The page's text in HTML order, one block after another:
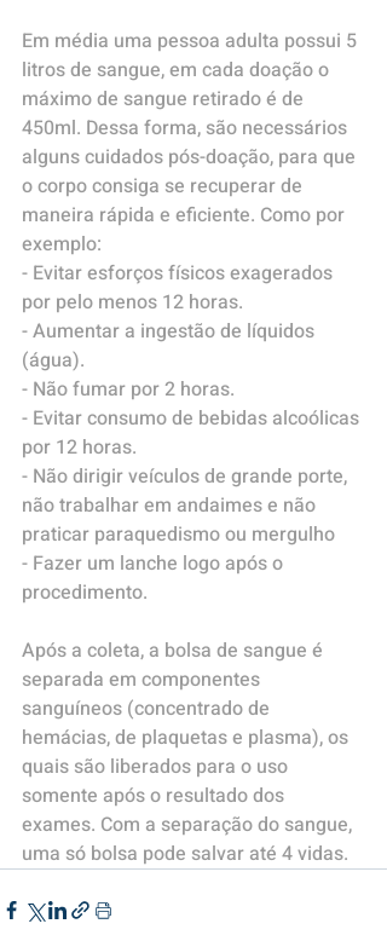
Em média uma pessoa adulta possui 5
litros de sangue, em cada doação o
máximo de sangue retirado é de
450ml. Dessa forma, são necessários
alguns cuidados pós-doação, para que
o corpo consiga se recuperar de
maneira rápida e eficiente. Como por
exemplo:
- Evitar esforços físicos exagerados
por pelo menos 12 horas.
- Aumentar a ingestão de líquidos
(água).
- Não fumar por 2 horas.
- Evitar consumo de bebidas alcoólicas
por 12 horas.
- Não dirigir veículos de grande porte,
não trabalhar em andaimes e não
praticar paraquedismo ou mergulho
- Fazer um lanche logo após o
procedimento.
Após a coleta, a bolsa de sangue é
separada em componentes
sanguíneos (concentrado de
hemácias, de plaquetas e plasma), os
quais são liberados para o uso
somente após o resultado dos
exames. Com a separação do sangue,
uma só bolsa pode salvar até 4 vidas.